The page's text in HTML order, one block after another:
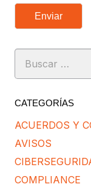
Enviar
Buscar:
CATEGORÍAS
ACUERDOS Y
AVISOS
COMPLIANCE